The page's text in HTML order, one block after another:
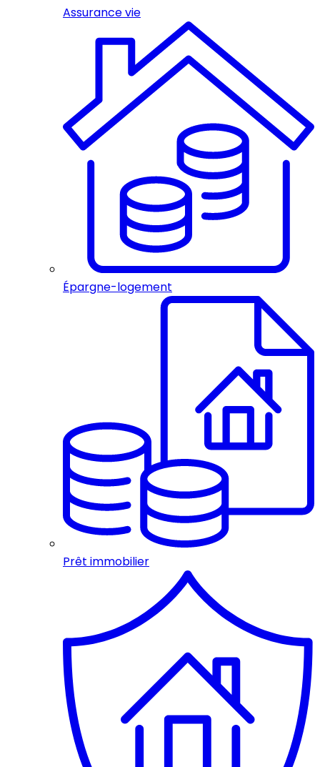
Assurance vie
Épargne-logement
Prêt immobilier